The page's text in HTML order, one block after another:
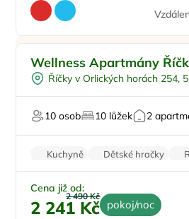
Vnitřní bazén
Dětské hřiště
U sjezdovky
Wellness Apartmány
Říčky v Orlických horách 254,
10 osob
10 lůžek 2
Kuchyně Dětské hračky
Parkování zdarma
Cena již od:
2 490 Kč
2 241 Kč pokoj/noc